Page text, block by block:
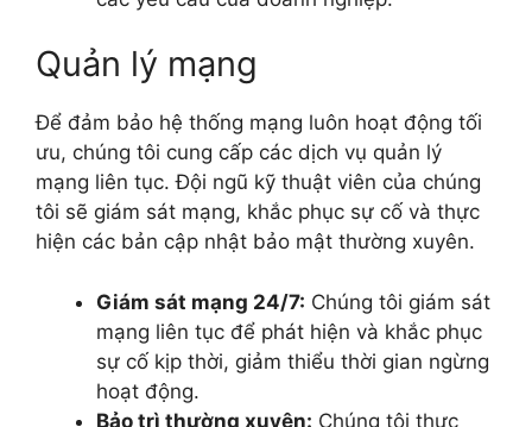
Quản lý mạng
Để đảm bảo hệ thống mạng luôn hoạt động tối
ưu, chúng tôi cung cấp các dịch vụ quản lý
mạng liên tục. Đội ngũ kỹ thuật viên của chúng
tôi sẽ giám sát mạng, khắc phục sự cố và thực
hiện các bản cập nhật bảo mật thường xuyên.
Giám sát mạng 24/7: Chúng tôi giám sát
mạng liên tục để phát hiện và khắc phục
sự cố kịp thời, giảm thiểu thời gian ngừng
hoạt động.
Bảo trì thường xuyên: Chúng tôi thực